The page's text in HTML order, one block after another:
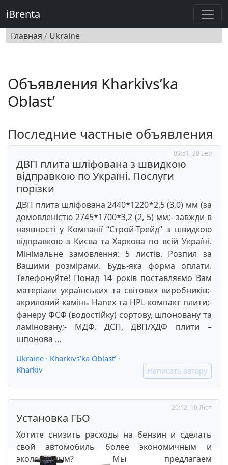
iBrenta
Главная / Ukraine
Объявления Kharkivs’ka
Oblast’
Последние частные объявления
09:51, 20 Бер
ДВП плита шліфована з швидкою
відправкою по Україні. Послуги
порізки
ДВП плита шліфована 2440*1220*2,5 (3,0) мм (за
домовленістю 2745*1700*3,2 (2, 5) мм;- завжди в
наявності у Компанії “Строй-Трейд” з швидкою
відправкою з Києва та Харкова по всій Україні.
Мінімальне замовлення: 5 листів. Розпил за
Вашими розмірами. Будь-яка форма оплати.
Телефонуйте! Понад 14 років поставляємо Вам
матеріали українських та світових виробників:-
акриловий камінь Hanex та HPL-компакт плити;-
фанеру ФСФ (водостійку) сортову, шпоновану та
ламіновану;- МДФ, ДСП, ДВП/ХДФ плити –
шпонова ...
Ukraine · Kharkivs’ka Oblast’ ·
Kharkiv
Написать автору
20:12, 10 Лют
Установка ГБО
Хотите снизить расходы на бензин и сделать
свой автомобиль более экономичным и
экологичным? Мы предлагаем